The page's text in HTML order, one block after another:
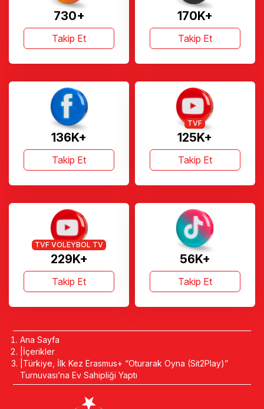
730+
Takip Et
170K+
Takip Et
136K+
Takip Et
125K+
TVF
Takip Et
229K+
TVF VOLEYBOL TV
Takip Et
56K+
Takip Et
Ana Sayfa
İçerikler
Türkiye, İlk Kez Erasmus+ “Oturarak Oyna (Sit2Play)”
Turnuvası’na Ev Sahipliği Yaptı